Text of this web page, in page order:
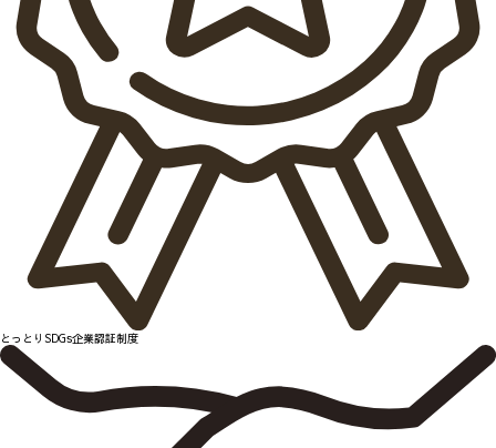
とっとりSDGs企業認証制度